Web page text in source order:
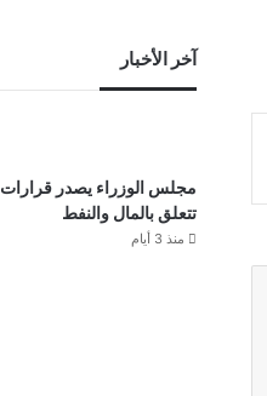
آخر الأخبار
مجلس الوزراء يصدر قرارات
تتعلق بالمال والنفط
منذ 3 أيام